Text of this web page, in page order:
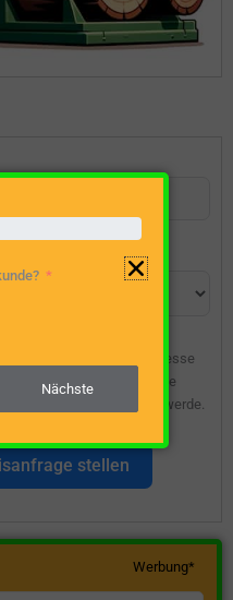
angegebene E-Mail-Adresse
wird, damit ich über diese
kontaktiert werde.
stellen
Werbung*
Nächste